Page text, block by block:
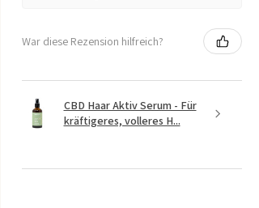
War diese Rezension hilfreich?
CBD Haar Aktiv Serum - Für
kräftigeres, volleres H...